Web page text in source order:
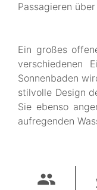
Passagieren
Ein großes
verschiedenen
Sonnenbaden
stilvolle Design
Sie ebenso
aufregenden